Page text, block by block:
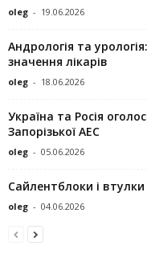
oleg - 19.06.2026
Андрологія та
значення лікарів
oleg - 18.06.2026
Україна та Росія
Запорізької АЕС
oleg - 05.06.2026
Сайлентблоки і
oleg - 04.06.2026